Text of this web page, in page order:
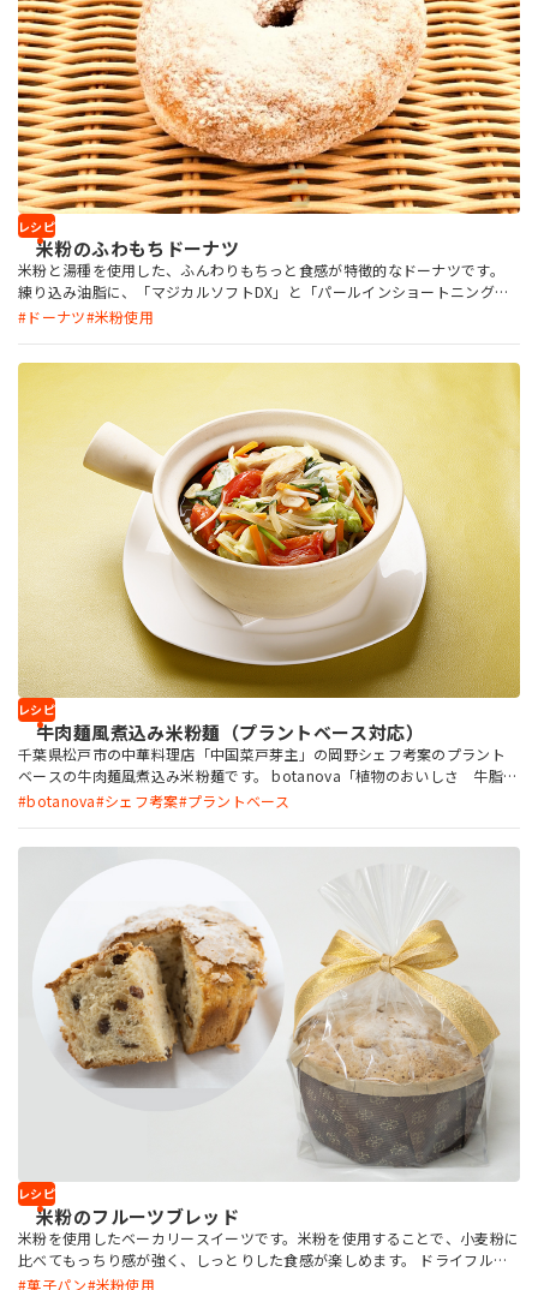
レシピ
米粉のふわもちドーナツ
米粉と湯種を使用した、ふんわりもちっと食感が特徴的なドーナツです。
練り込み油脂に、「マジカルソフトDX」と「パールインショートニング」
を併用することで、ソフトでボリュームのあるドーナツ になり、好ましい
ドーナツ 米粉使用
レシピ
牛肉麺風煮込み米粉麺（プラントベース対応）
千葉県松戸市の中華料理店「中国菜戸芽主」の岡野シェフ考案のプラント
ベースの牛肉麺風煮込み米粉麺です。 botanova「植物のおいしさ 牛脂風
味」「植物のおいしさ ラード風味」を使用することにより、満足感があ
botanova シェフ考案 プラントベース
レシピ
米粉のフルーツブレッド
米粉を使用したベーカリースイーツです。米粉を使用することで、小麦粉に
比べてもっちり感が強く、しっとりした食感が楽しめます。 ドライフルー
ツがたっぷりで贅沢な一品です。ラッピングしてギフト向けにしてもおすす
菓子パン 米粉使用